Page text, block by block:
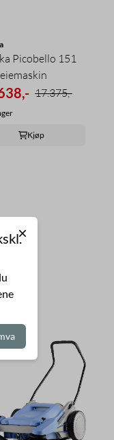
Picobello 151
17.375,-
Kjøp